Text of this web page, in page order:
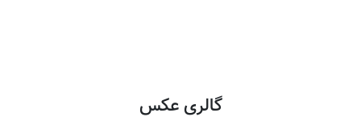
گالری عکس